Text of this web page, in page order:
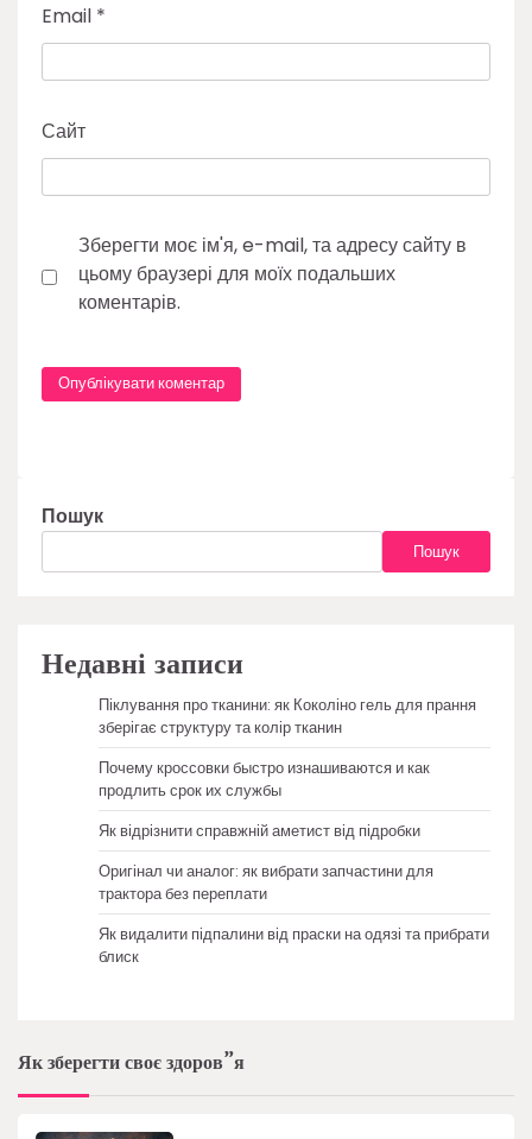
Email *
Сайт
Зберегти моє ім'я, e-mail, та адресу сайту в
цьому браузері для моїх подальших
коментарів.
Пошук
Пошук
Недавні записи
Піклування про тканини: як Коколіно гель для прання
зберігає структуру та колір тканин
Почему кроссовки быстро изнашиваются и как
продлить срок их службы
Як відрізнити справжній аметист від підробки
Оригінал чи аналог: як вибрати запчастини для
трактора без переплати
Як видалити підпалини від праски на одязі та прибрати
блиск
Як зберегти своє здоров”я